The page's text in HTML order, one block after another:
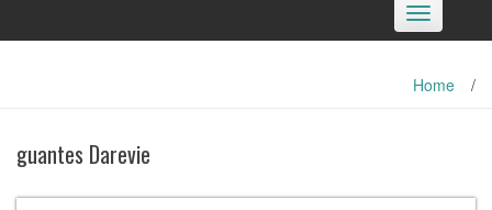
Toggle
navigation
Home /
guantes Darevie